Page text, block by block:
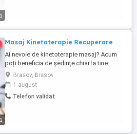
1
1
Masaj Kinetoterapie Recuperare
Ai nevoie de kinetoterapie masaj? Acum
poți beneficia de ședințe chiar la tine
acasă! Fie că te recuperezi după o
accidentare, ai dureri de spate, sau vrei
doar să-ți îmbunătățești mobilitatea,
kinetoterapia la domiciliu este o soluție
Brasov, Brasov
1 august
Telefon validat